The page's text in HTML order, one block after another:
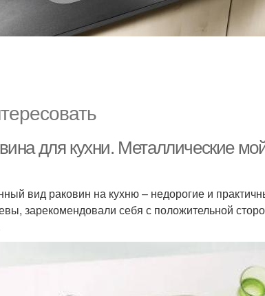
для кухни. Металлические
вид раковин на кухню – недорогие и
зарекомендовали себя с положительной